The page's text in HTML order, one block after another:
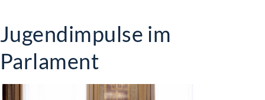
Jugendimpulse im
Parlament